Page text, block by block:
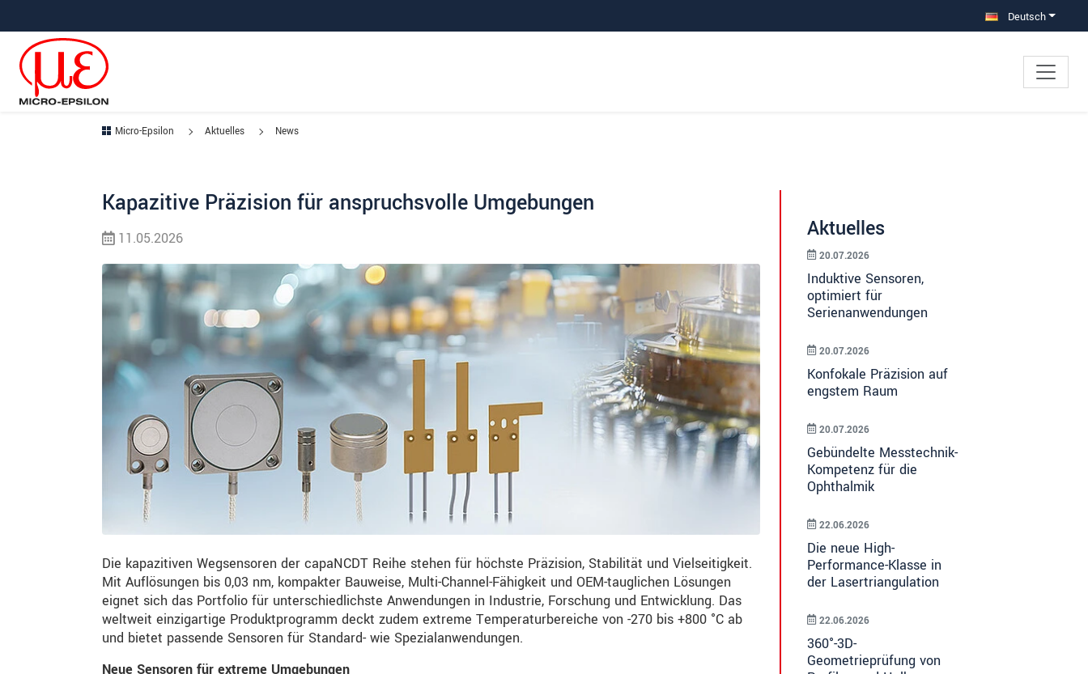
Deutsch
Micro-Epsilon Aktuelles News
Kapazitive Präzision für anspruchsvolle Umgebungen
11.05.2026
Die kapazitiven Wegsensoren der capaNCDT Reihe stehen für höchste Präzision, Stabilität und Vielseitigkeit.
Mit Auflösungen bis 0,03 nm, kompakter Bauweise, Multi-Channel-Fähigkeit und OEM-tauglichen Lösungen
eignet sich das Portfolio für unterschiedlichste Anwendungen in Industrie, Forschung und Entwicklung. Das
weltweit einzigartige Produktprogramm deckt zudem extreme Temperaturbereiche von -270 bis +800 °C ab
und bietet passende Sensoren für Standard- wie Spezialanwendungen.
Neue Sensoren für extreme Umgebungen
Aktuelles
Induktive Sensoren,
optimiert für
Serienanwendungen
20.07.2026
Konfokale Präzision auf
engstem Raum
20.07.2026
Gebündelte Messtechnik-
Kompetenz für die
Ophthalmik
20.07.2026
Die neue High-
Performance-Klasse in
der Lasertriangulation
22.06.2026
360°-3D-
Geometrieprüfung von
22.06.2026